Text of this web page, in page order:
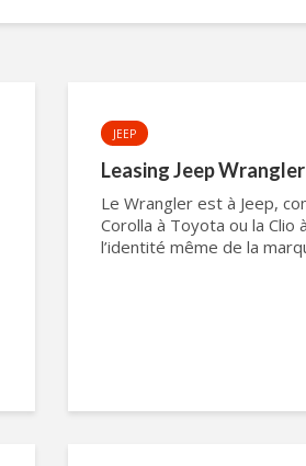
JEEP
Leasing Jeep
Le Wrangler est à Jeep,
Corolla à Toyota ou la Clio
l’identité même de la